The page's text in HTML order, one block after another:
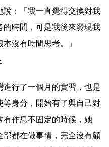
說：「我一直覺得交換對我
的時間，可是我後來發現我
沒有時間思考。」
行了一個月的實習，也是
身分，開始有了與自己對
有作息不固定的時候，她
都在做事情，完全沒有顧